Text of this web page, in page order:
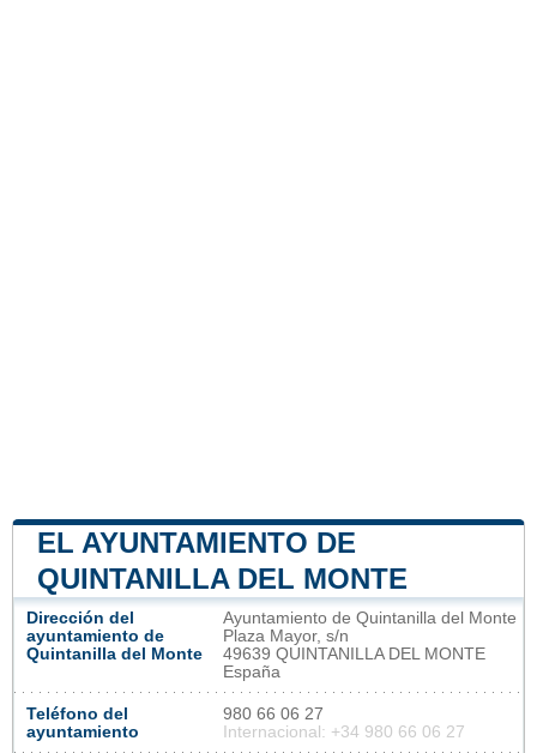
EL AYUNTAMIENTO DE
QUINTANILLA DEL MONTE
Dirección del
ayuntamiento de
Quintanilla del Monte
Ayuntamiento de Quintanilla del Monte
Plaza Mayor, s/n
49639 QUINTANILLA DEL MONTE
España
Teléfono del
ayuntamiento
980 66 06 27
Internacional: +34 980 66 06 27